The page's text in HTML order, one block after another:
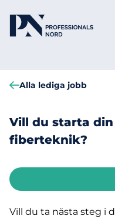
Alla lediga jobb
Vill du starta
fiberteknik?
Vill du ta nästa steg i